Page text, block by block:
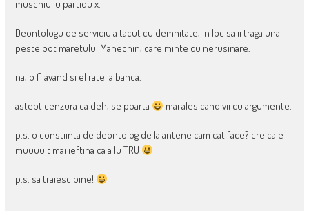
muschiu lu partidu x.
Deontologu de serviciu a tacut cu demnitate, in loc sa ii traga una
peste bot maretului Manechin, care minte cu nerusinare.
na, o fi avand si el rate la banca.
astept cenzura ca deh, se poarta mai ales cand vii cu argumente.
p.s. o constiinta de deontolog de la antene cam cat face? cre ca e
muuuult mai ieftina ca a lu TRU
p.s. sa traiesc bine!